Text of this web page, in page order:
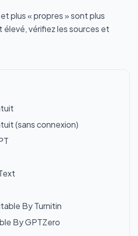
plus « propres » sont plus
élevé, vérifiez les sources et
(sans connexion)
By Turnitin
By GPTZero